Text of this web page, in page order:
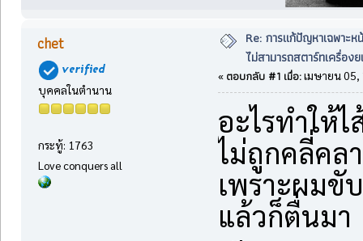
chet
บุคคลในตำนาน
กระทู้: 1763
Love conquers all
Re: การแก้ปัญหาเฉพาะ
ไม่สามารถสตาร์ทเครื่อง
« ตอบกลับ #1 เมื่อ:เมษายน 05,
อะไรทำให้
ไม่ถูกคลี่คล
เพราะผมขั
แล้วก็ตื่นมา